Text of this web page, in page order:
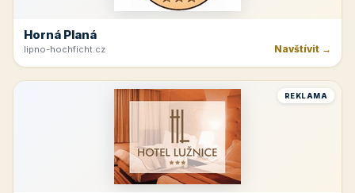
Horná Planá
lipno-hochficht.cz Navštívit →
REKLAMA